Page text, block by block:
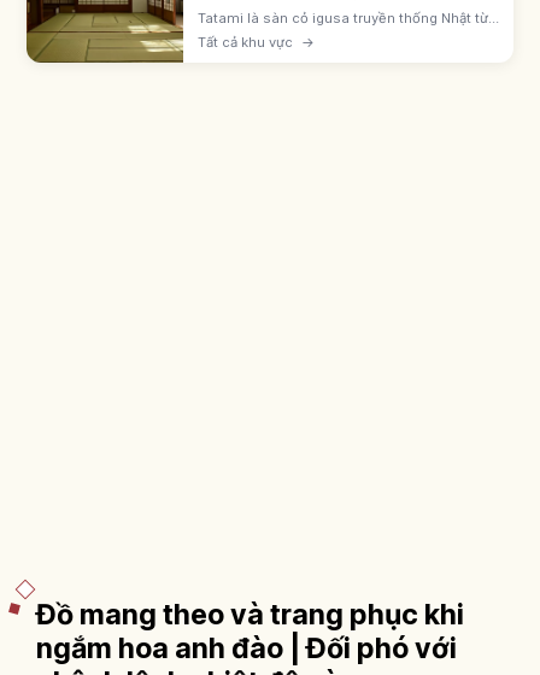
Tatami là sàn cỏ igusa truyền thống Nhật từ
thời Muromachi. Cởi giày dép, không kéo
vali, tránh giẫm viền tatami-beri; mang tất
Tất cả khu vực →
Đồ mang theo và trang phục khi
ngắm hoa anh đào | Đối phó với